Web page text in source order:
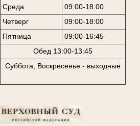
Среда
09:00-18:00
Четверг
09:00-18:00
Пятница
09:00-16:45
Обед 13:00-13:45
Суббота, Воскресенье - выходные